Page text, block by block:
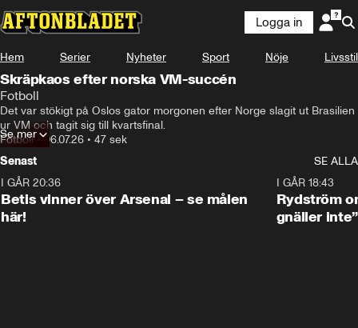
Logga in
Hem Serier Nyheter Sport Nöje Livsstil
Skräpkaos efter norska VM-succén
Fotboll
Det var stökigt på Oslos gator morgonen efter Norge slagit ut Brasilien
Fotboll•06.07.26 • 47 sek
Se mer
Senast
SE ALLA
I GÅR 20:36
Betis vinner över Arsenal – se målen
här!
I GÅR 18:43
Rydström
gnäller inte”